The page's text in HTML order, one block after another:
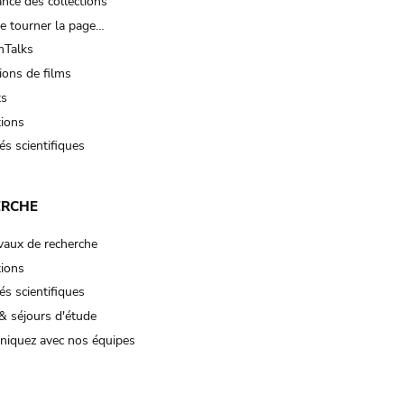
tourner la page…
de films
scientifiques
de recherche
scientifiques
séjours d'étude
avec nos équipes